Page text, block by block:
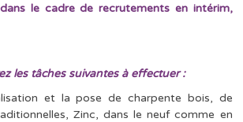
le cadre de recrutements en intérim,
les tâches suivantes à effectuer :
et la pose de charpente bois, de
Zinc, dans le neuf comme en